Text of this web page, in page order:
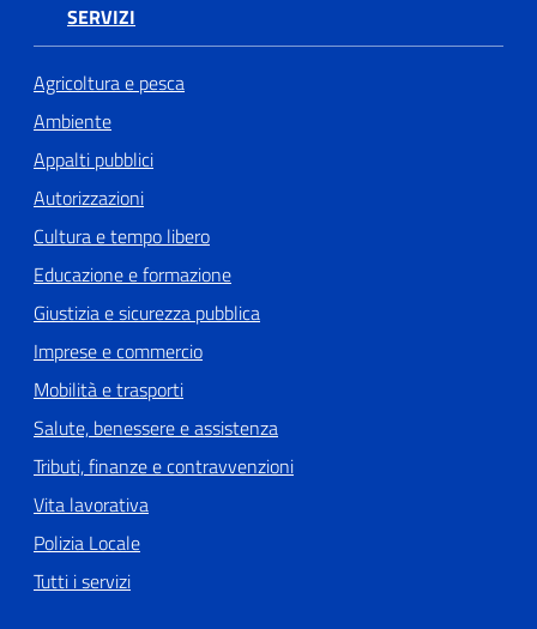
SERVIZI
Agricoltura e pesca
Ambiente
Appalti pubblici
Autorizzazioni
Cultura e tempo libero
Educazione e formazione
Giustizia e sicurezza pubblica
Imprese e commercio
Mobilità e trasporti
Salute, benessere e assistenza
Tributi, finanze e contravvenzioni
Vita lavorativa
Polizia Locale
Tutti i servizi